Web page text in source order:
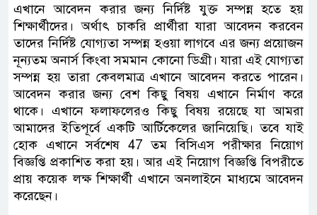
এখানে আবেদন করার জন্য নির্দিষ্ট যুক্ত সম্পন্ন হতে হয়
শিক্ষার্থীদের। অর্থাৎ চাকরি প্রার্থীরা যারা আবেদন করবেন
তাদের নির্দিষ্ট যোগ্যতা সম্পন্ন হওয়া লাগবে এর জন্য প্রয়োজন
নূন্যতম অনার্স কিংবা সমমান কোনো ডিগ্রী। যারা এই যোগ্যতা
সম্পন্ন হয় তারা কেবলমাত্র এখানে আবেদন করতে পারেন।
আবেদন করার জন্য বেশ কিছু বিষয় এখানে নির্মাণ করে
থাকে। এখানে ফলাফলেরও কিছু বিষয় রয়েছে যা আমরা
আমাদের ইতিপূর্বে একটি আর্টিকেলের জানিয়েছি। তবে যাই
হোক এখানে সর্বশেষ 47 তম বিসিএস পরীক্ষার নিয়োগ
বিজ্ঞপ্তি প্রকাশিত করা হয়। আর এই নিয়োগ বিজ্ঞপ্তি বিপরীতে
প্রায় কয়েক লক্ষ শিক্ষার্থী এখানে অনলাইনে মাধ্যমে আবেদন
করেছেন।